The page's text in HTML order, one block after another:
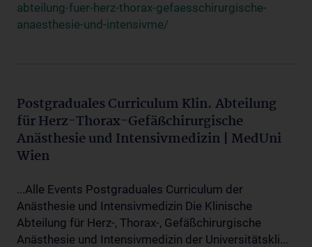
abteilung-fuer-herz-thorax-gefaesschirurgische-
anaesthesie-und-intensivme/
Postgraduales Curriculum Klin. Abteilung
für Herz-Thorax-Gefäßchirurgische
Anästhesie und Intensivmedizin | MedUni
Wien
...Alle Events Postgraduales Curriculum der
Anästhesie und Intensivmedizin Die Klinische
Abteilung für Herz-, Thorax-, Gefäßchirurgische
Anästhesie und Intensivmedizin der Universitätskli...